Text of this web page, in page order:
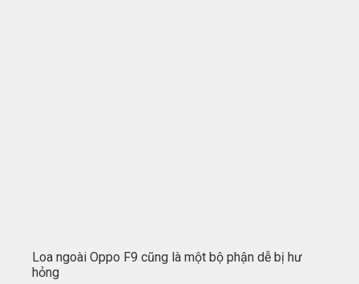
Loa ngoài Oppo F9 cũng là một bộ phận dễ bị hư
hỏng